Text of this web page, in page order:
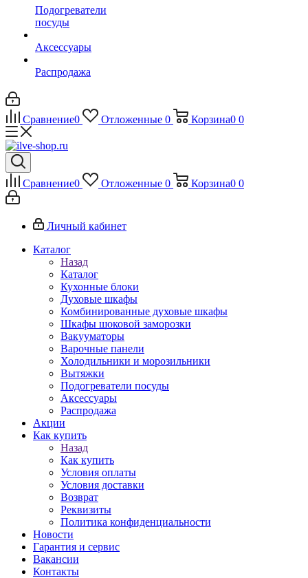
Подогреватели
посуды
Аксессуары
Распродажа
Сравнение0 Отложенные 0 Корзина0 0
Сравнение0 Отложенные 0 Корзина0 0
Личный кабинет
Каталог
Назад
Каталог
Кухонные блоки
Духовые шкафы
Комбинированные духовые шкафы
Шкафы шоковой заморозки
Вакууматоры
Варочные панели
Холодильники и морозильники
Вытяжки
Подогреватели посуды
Аксессуары
Распродажа
Акции
Как купить
Назад
Как купить
Условия оплаты
Условия доставки
Возврат
Реквизиты
Политика конфиденциальности
Новости
Гарантия и сервис
Вакансии
Контакты